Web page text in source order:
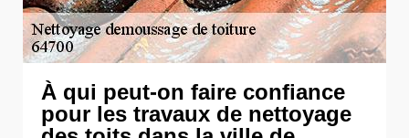
À qui peut-on faire confiance
pour les travaux de nettoyage